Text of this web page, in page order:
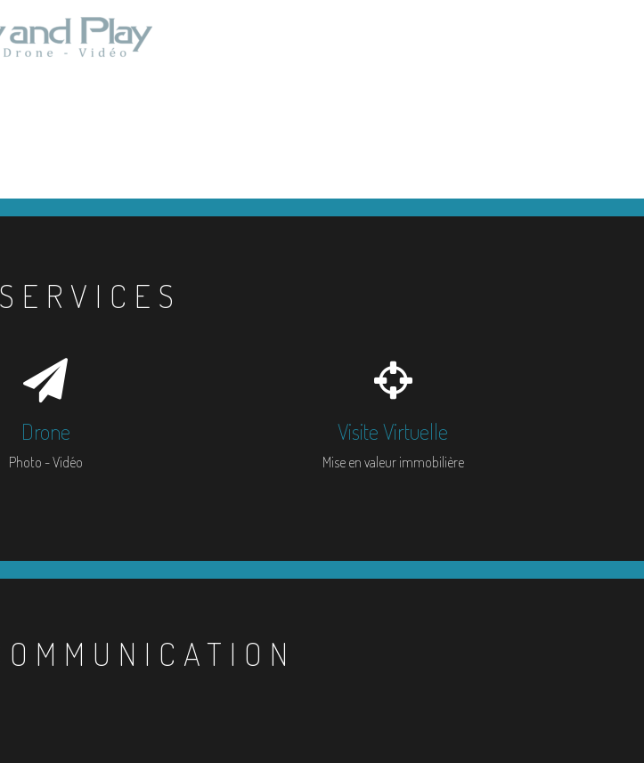
Drone
Photo - Vidéo
Visite Virtuelle
Mise en valeur immobilière